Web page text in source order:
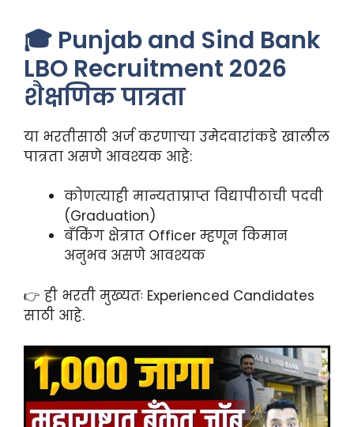
🎓 Punjab and Sind Bank
LBO Recruitment 2026
शैक्षणिक पात्रता
या भरतीसाठी अर्ज करणाऱ्या उमेदवारांकडे खालील
पात्रता असणे आवश्यक आहे:
कोणत्याही मान्यताप्राप्त विद्यापीठाची पदवी
(Graduation)
बँकिंग क्षेत्रात Officer म्हणून किमान
अनुभव असणे आवश्यक
👉 ही भरती मुख्यतः Experienced Candidates
साठी आहे.